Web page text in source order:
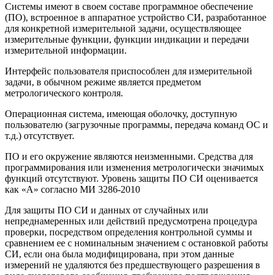
Системы имеют в своем составе программное обеспечение
(ПО), встроенное в аппаратное устройство СИ, разработанное
для конкретной измерительной задачи, осуществляющее
измерительные функции, функции индикации и передачи
измерительной информации.
Интерфейс пользователя приспособлен для измерительной
задачи, в обычном режиме является предметом
метрологического контроля.
Операционная система, имеющая оболочку, доступную
пользователю (загрузочные программы, передача команд ОС и
т.д.) отсутствует.
ПО и его окружение являются неизменными. Средства для
программирования или изменения метрологически значимых
функций отсутствуют. Уровень защиты ПО СИ оценивается
как «А» согласно МИ 3286-2010
Для защиты ПО СИ и данных от случайных или
непреднамеренных или действий предусмотрена процедура
проверки, посредством определения контрольной суммы и
сравнением ее с номинальным значением с остановкой работы
СИ, если она была модифицирована, при этом данные
измерений не удаляются без предшествующего разрешения в